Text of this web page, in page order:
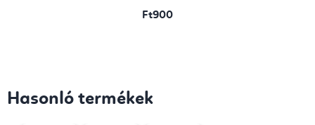
Ft900
Hasonló termékek